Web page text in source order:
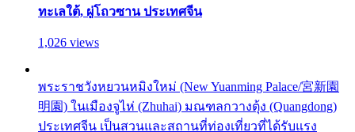
ทะเลใต้, ผู่โถวซาน ประเทศจีน
1,026 views
พระราชวังหยวนหมิงใหม่ (New Yuanming Palace/宮新園
明園) ในเมืองจูไห่ (Zhuhai) มณฑลกวางตุ้ง (Quangdong)
ประเทศจีน เป็นสวนและสถานที่ท่องเที่ยวที่ได้รับแรง